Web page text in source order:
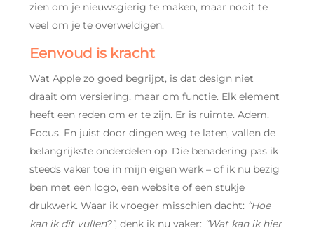
zien om je nieuwsgierig te maken, maar nooit te
veel om je te overweldigen.
Eenvoud is kracht
Wat Apple zo goed begrijpt, is dat design niet
draait om versiering, maar om functie. Elk element
heeft een reden om er te zijn. Er is ruimte. Adem.
Focus. En juist door dingen weg te laten, vallen de
belangrijkste onderdelen op. Die benadering pas ik
steeds vaker toe in mijn eigen werk – of ik nu bezig
ben met een logo, een website of een stukje
drukwerk. Waar ik vroeger misschien dacht: “Hoe
kan ik dit vullen?”, denk ik nu vaker: “Wat kan ik hier